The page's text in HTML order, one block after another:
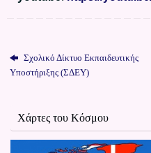
Σχολικό Δίκτυο Εκπαιδευτικής
Υποστήριξης (ΣΔΕΥ)
Χάρτες του Κόσμου